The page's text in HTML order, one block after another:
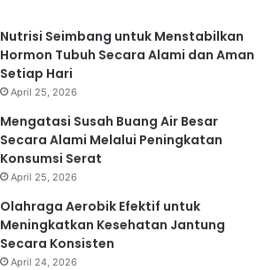
Nutrisi Seimbang untuk Menstabilkan
Hormon Tubuh Secara Alami dan Aman
Setiap Hari
April 25, 2026
Mengatasi Susah Buang Air Besar
Secara Alami Melalui Peningkatan
Konsumsi Serat
April 25, 2026
Olahraga Aerobik Efektif untuk
Meningkatkan Kesehatan Jantung
Secara Konsisten
April 24, 2026